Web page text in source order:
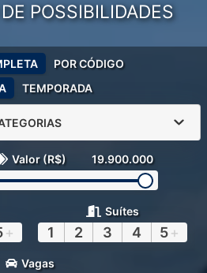
POSSIBILIDADES
TEMPORADA
POR CÓDIGO
Valor (R$) 19.900.000
+
Suítes
1 2 3 4 5+
Vagas